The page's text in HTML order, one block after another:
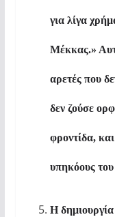
για λίγα
Μέκκας.»
αρετές που
δεν ζούσε
φροντίδα,
υπηκόους
Η δημιουργία